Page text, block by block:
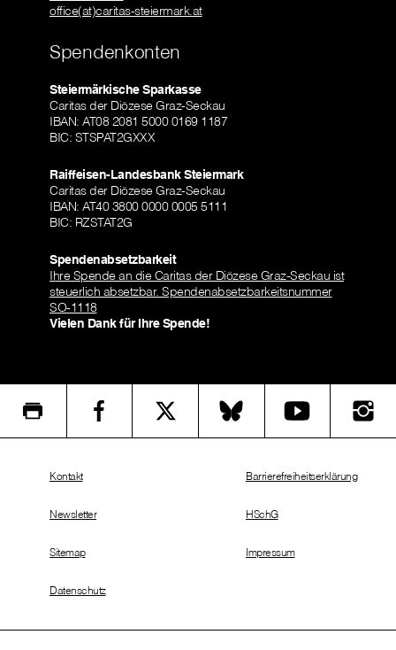
office(at)caritas-steiermark.at
Spendenkonten
Steiermärkische Sparkasse
Caritas der Diözese Graz-Seckau
IBAN: AT08 2081 5000 0169 1187
BIC: STSPAT2GXXX
Raiffeisen-Landesbank Steiermark
Caritas der Diözese Graz-Seckau
IBAN: AT40 3800 0000 0005 5111
BIC: RZSTAT2G
Spendenabsetzbarkeit
Ihre Spende an die Caritas der Diözese Graz-Seckau ist
steuerlich absetzbar. Spendenabsetzbarkeitsnummer
SO-1118
Vielen Dank für Ihre Spende!
Kontakt
Newsletter
Sitemap
Datenschutz
Barrierefreiheitserklärung
HSchG
Impressum